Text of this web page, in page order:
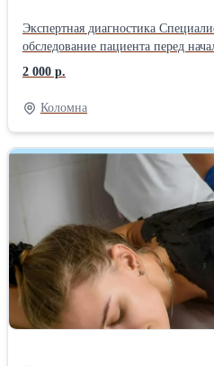
Экспертная диагностика
обследование пациента перед
выявить истинную причину
симптомы. Благодаря точной
какие мышцы и рецепторы
значительно повышает эффективность
воздействие Методика
конкретной мышцы или сустава,
дисбалансов в организме, что
улучшить общее состояние здоровья. Индивидуальный
Каждый случай уникален, требуя
клиентом. Специалисты
особенности здоровья каждого
более эффективной и безопасной. Высококлассный персонал
Работа с профессионалами
всех процедур и достижение
знания специалистов позволяют
2 000 р.
Коломна